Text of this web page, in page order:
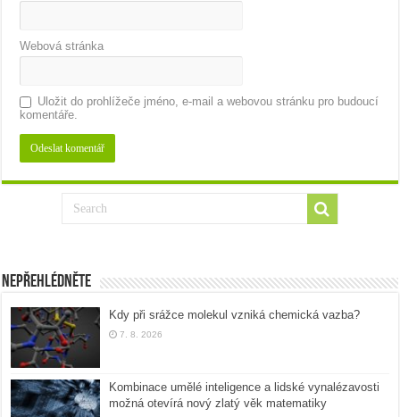
Webová stránka
Uložit do prohlížeče jméno, e-mail a webovou stránku pro budoucí
komentáře.
Nepřehlédněte
Kdy při srážce molekul vzniká chemická vazba?
7. 8. 2026
Kombinace umělé inteligence a lidské vynalézavosti
možná otevírá nový zlatý věk matematiky